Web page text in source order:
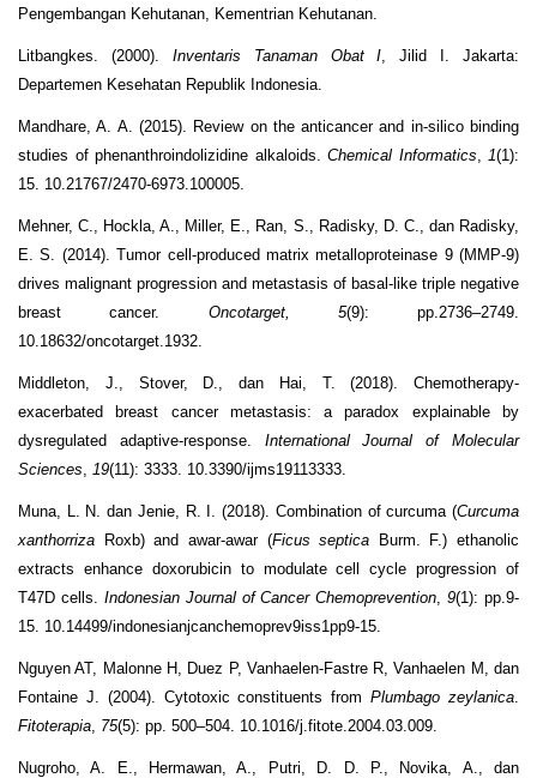
Pengembangan Kehutanan, Kementrian Kehutanan.
Litbangkes. (2000). Inventaris Tanaman Obat I, Jilid I. Jakarta:
Departemen Kesehatan Republik Indonesia.
Mandhare, A. A. (2015). Review on the anticancer and in-silico binding
studies of phenanthroindolizidine alkaloids. Chemical Informatics, 1(1):
15. 10.21767/2470-6973.100005.
Mehner, C., Hockla, A., Miller, E., Ran, S., Radisky, D. C., dan Radisky,
E. S. (2014). Tumor cell-produced matrix metalloproteinase 9 (MMP-9)
drives malignant progression and metastasis of basal-like triple negative
breast cancer. Oncotarget, 5(9): pp.2736–2749.
10.18632/oncotarget.1932.
Middleton, J., Stover, D., dan Hai, T. (2018). Chemotherapy-
exacerbated breast cancer metastasis: a paradox explainable by
dysregulated adaptive-response. International Journal of Molecular
Sciences, 19(11): 3333. 10.3390/ijms19113333.
Muna, L. N. dan Jenie, R. I. (2018). Combination of curcuma (Curcuma
xanthorriza Roxb) and awar-awar (Ficus septica Burm. F.) ethanolic
extracts enhance doxorubicin to modulate cell cycle progression of
T47D cells. Indonesian Journal of Cancer Chemoprevention,9(1): pp.9-
15. 10.14499/indonesianjcanchemoprev9iss1pp9-15.
Nguyen AT, Malonne H, Duez P, Vanhaelen-Fastre R, Vanhaelen M, dan
Fontaine J. (2004). Cytotoxic constituents fromPlumbago zeylanica.
Fitoterapia, 75(5): pp. 500–504. 10.1016/j.fitote.2004.03.009.
Nugroho, A. E., Hermawan, A., Putri, D. D. P., Novika, A., dan